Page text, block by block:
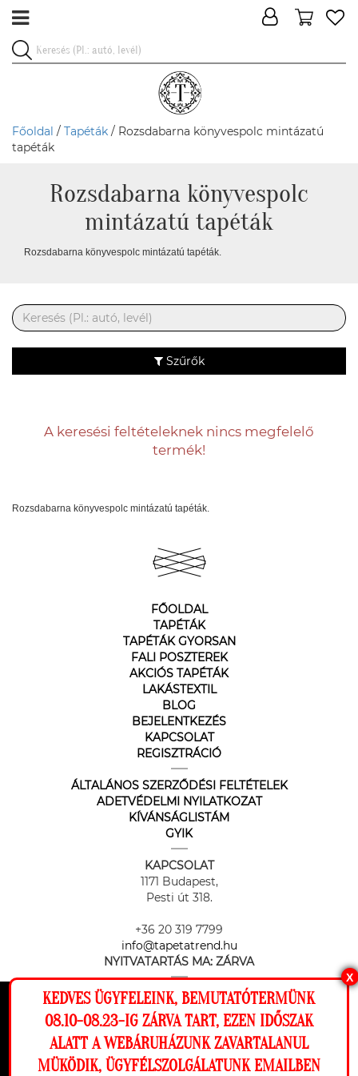
Ez a weboldal cookie-kat használ, hogy a
lehető legjobb élményt nyújtsa honlapunkon.
Beállítások
Főoldal / Tapéták / Rozsdabarna könyvespolc mintázatú
tapéták
Rozsdabarna könyvespolc
mintázatú tapéták
Rozsdabarna könyvespolc mintázatú tapéták.
Szűrők
A keresési feltételeknek nincs megfelelő
termék!
Rozsdabarna könyvespolc mintázatú tapéták.
FŐOLDAL
TAPÉTÁK
TAPÉTÁK GYORSAN
FALI POSZTEREK
AKCIÓS TAPÉTÁK
LAKÁSTEXTIL
BLOG
BEJELENTKEZÉS
KAPCSOLAT
REGISZTRÁCIÓ
ÁLTALÁNOS SZERZŐDÉSI FELTÉTELEK
ADETVÉDELMI NYILATKOZAT
KÍVÁNSÁGLISTÁM
GYIK
KAPCSOLAT
1171 Budapest,
Pesti út 318.
+36 20 319 7799
info@tapetatrend.hu
NYITVATARTÁS MA: ZÁRVA
Az online fizetést a Barion Payment Zrt. biztosítja, MNB engedély
X
KEDVES ÜGYFELEINK, BEMUTATÓTERMÜNK
08.10-08.23-IG ZÁRVA TART, EZEN IDŐSZAK
ALATT A WEBÁRUHÁZUNK ZAVARTALANUL
MÜKÖDIK, ÜGYFÉLSZOLGÁLATUNK EMAILBEN